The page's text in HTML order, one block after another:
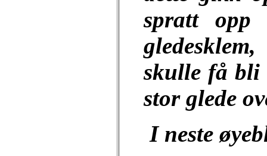
spratt
skulle få bli
stor glede
I neste